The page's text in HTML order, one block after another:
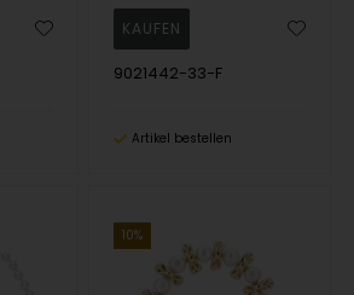
9021442-33-F
Artikel bestellen
10%